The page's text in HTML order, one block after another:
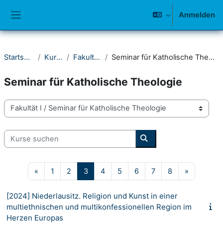
Anmelden
Startseite Kurse Fakultät I Seminar für Katholische Theologie
Seminar für Katholische Theologie
Kursbereiche
Kurse suchen
Kurse suchen
« Vorherige Seite
1 Seite 1
2 Seite 2
3Seite 3
4Seite 4
5 Seite 5
6Seite 6
7Seite 7
8 Seite 8
»
[2024] Niederlausitz. Religion und Kunst in einer
multiethnischen und multikonfessionellen Region im
Herzen Europas